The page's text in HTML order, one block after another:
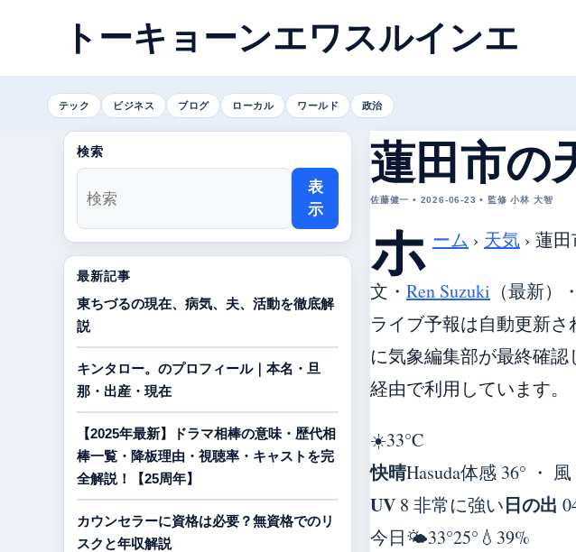
トーキョーンエワスルインエ
テック ビジネス ブログ ローカル ワールド 政治
蓮田市の
佐藤健一 • 2026-06-23 • 監修 小林 大智
ホ ーム › 天気 › 蓮
文・ Ren Suzuki （最新） ・
ライブ予報は自動更新さ
に気象編集部が最終確
経由で利用しています。
☀️33°C
快晴Hasuda体感 36° ・
UV 8 非常に強い日の出
今日🌤️33°25° 💧39%
検索
表
示
最新記事
東ちづるの現在、病気、夫、活動を徹底解
説
キンタロー。のプロフィール｜本名・旦
那・出産・現在
【2025年最新】ドラマ相棒の意味・歴代相
棒一覧・降板理由・視聴率・キャストを完
全解説！【25周年】
カウンセラーに資格は必要？無資格でのリ
スクと年収解説